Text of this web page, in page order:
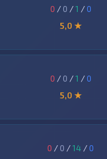
0 / 0 /1 /0
5,0 ★
0 / 0 /1 /0
5,0 ★
0 / 0 /14 /0